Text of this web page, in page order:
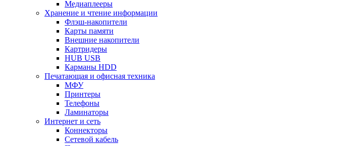
Медиаплееры
Хранение и чтение информации
Флэш-накопители
Карты памяти
Внешние накопители
Картридеры
HUB USB
Карманы HDD
Печатающая и офисная техника
МФУ
Принтеры
Телефоны
Ламинаторы
Интернет и сеть
Коннекторы
Сетевой кабель